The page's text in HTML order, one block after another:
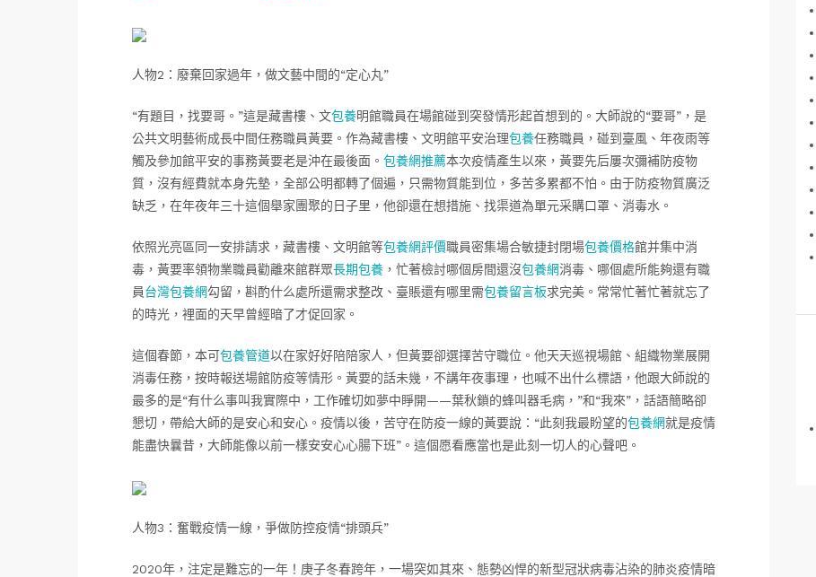
人物2：廢棄回家過年，做文藝中間的“定心丸”
“有題目，找要哥。”這是藏書樓、文包養明館職員在場館碰到突發情形起首想到的。大師說的“要哥”，是
公共文明藝術成長中間任務職員黃要。作為藏書樓、文明館平安治理包養任務職員，碰到臺風、年夜雨等
觸及參加館平安的事務黃要老是沖在最後面。 包養網推薦本次疫情產生以來，黃要先后屢次彌補防疫物
質，沒有經費就本身先墊，全部公明都轉了個遍，只需物質能到位，多苦多累都不怕。由于防疫物質廣泛
缺乏，在年夜年三十這個舉家團聚的日子里，他卻還在想措施、找渠道為單元采購口罩、消毒水。
依照光亮區同一安排請求，藏書樓、文明館等包養網評價職員密集場合敏捷封閉場包養價格館并集中消
毒，黃要率領物業職員勸離來館群眾長期包養 ，忙著檢討哪個房間還沒包養網消毒、哪個處所能夠還有職
員台灣包養網勾留，斟酌什么處所還需求整改、臺賬還有哪里需包養留言板求完美。常常忙著忙著就忘了
的時光，裡面的天早曾經暗了才促回家。
這個春節，本可包養管道以在家好好陪陪家人，但黃要卻選擇苦守職位。他天天巡視場館、組織物業展開
消毒任務，按時報送場館防疫等情形。黃要的話未幾，不講年夜事理，也喊不出什么標語，他跟大師說的
最多的是“有什么事叫我實際中，工作確切如夢中睜開——葉秋鎖的蜂叫器毛病，”和“我來”，話語簡略卻
懇切，帶給大師的是安心和安心。疫情以後，苦守在防疫一線的黃要說：“此刻我最盼望的包養網就是疫情
能盡快曩昔，大師能像以前一樣安安心心腸下班”。這個愿看應當也是此刻一切人的心聲吧。
人物3：奮戰疫情一線，爭做防控疫情“排頭兵”
2020年，注定是難忘的一年！庚子冬春跨年，一場突如其來、態勢凶悍的新型冠狀病毒沾染的肺炎疫情暗